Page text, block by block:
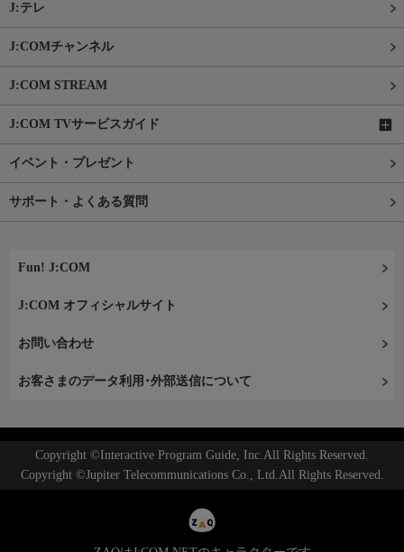
J:テレ
J:COMチャンネル
J:COM STREAM
J:COM TVサービスガイド
イベント・プレゼント
サポート・よくある質問
Fun! J:COM
J:COM オフィシャルサイト
お問い合わせ
お客さまのデータ利用･外部送信について
Copyright ©Interactive Program Guide, Inc.All Rights Reserved.
Copyright ©Jupiter Telecommunications Co., Ltd.All Rights Reserved.